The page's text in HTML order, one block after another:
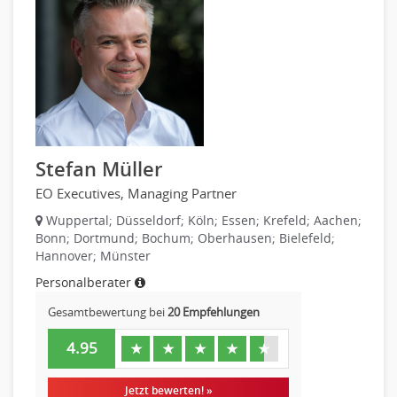
Produktmanagement
Strategisches Marketing
Vertriebsmarketing
Human Resources
Personal Leitung, Teamleitung
rec2rec
Recruiting, Personalmarketing
Referent
Anwaltschaft
Justiziariat, Rechtsabteilung
Notar-, Justizfachangestellter, Anwaltsfachgehilfe
Richter, Justizbeamte
Analyst
Anlageberatung, Vermögensberatung
Asset-/Fonds-Management
Pharmaindustrie
Telekommunikation
Textilien & Bekleidung
Transport & Logistik
Unternehmensberatung
Naturwissenschaften & Forschung
Stefan Müller
EO Executives, Managing Partner
Wuppertal; Düsseldorf; Köln; Essen; Krefeld; Aachen;
Bonn; Dortmund; Bochum; Oberhausen; Bielefeld;
Hannover; Münster
Personalberater
Gesamtbewertung bei20 Empfehlungen
4.95 ★ ★ ★ ★ ★
Jetzt bewerten! »